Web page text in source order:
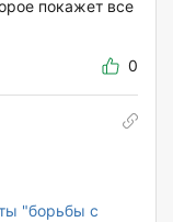
покажет все
0
"борьбы с